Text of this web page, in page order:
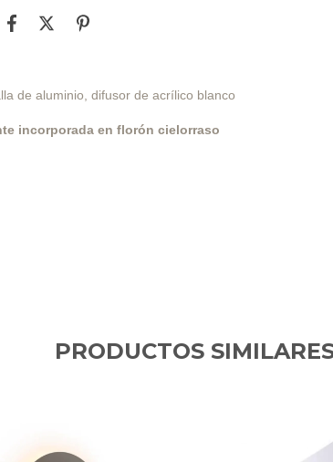
de aluminio, difusor de acrílico blanco
incorporada en florón cielorraso
PRODUCTOS